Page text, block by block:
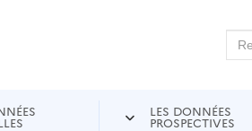
LES DONNÉES
PROSPECTIVES